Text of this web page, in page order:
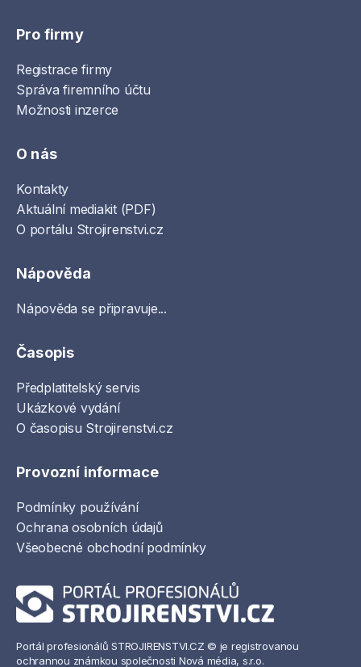
Pro firmy
Registrace firmy
Správa firemního účtu
Možnosti inzerce
O nás
Kontakty
Aktuální mediakit (PDF)
O portálu Strojirenstvi.cz
Nápověda
Nápověda se připravuje...
Časopis
Předplatitelský servis
Ukázkové vydání
O časopisu Strojirenstvi.cz
Provozní informace
Podmínky používání
Ochrana osobních údajů
Všeobecné obchodní podmínky
Portál profesionálů STROJIRENSTVI.CZ © je registrovanou
ochrannou známkou společnosti Nová média, s.r.o.